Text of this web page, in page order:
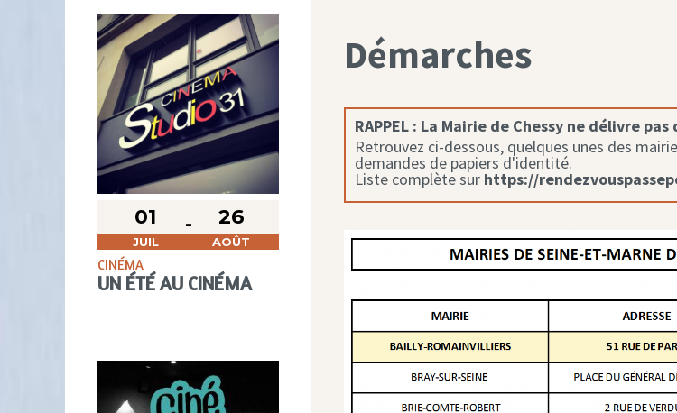
01
JUIL
26
AOÛT
CINÉMA
UN ÉTÉ AU CINÉMA
Démarches
RAPPEL : La Mairie de Chessy ne délivre
Retrouvez ci-dessous, quelques unes des
demandes de papiers d'identité.
Liste complète sur https://